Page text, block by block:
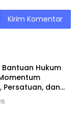
Hukum
Persatuan, dan